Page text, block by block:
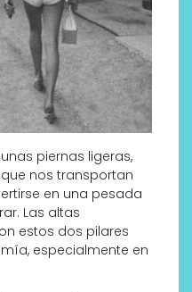
piernas ligeras,
que nos transportan
en una pesada
Las altas
estos dos pilares
especialmente en